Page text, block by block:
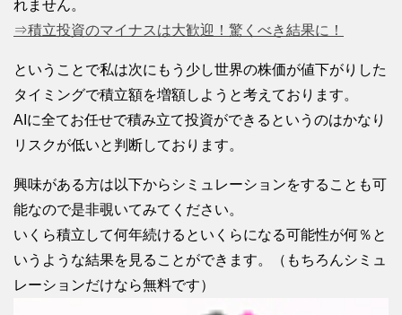
れません。
⇒積立投資のマイナスは大歓迎！驚くべき結果に！
ということで私は次にもう少し世界の株価が値下がりした
タイミングで積立額を増額しようと考えております。
AIに全てお任せで積み立て投資ができるというのはかなり
リスクが低いと判断しております。
興味がある方は以下からシミュレーションをすることも可
能なので是非覗いてみてください。
いくら積立して何年続けるといくらになる可能性が何％と
いうような結果を見ることができます。（もちろんシミュ
レーションだけなら無料です）